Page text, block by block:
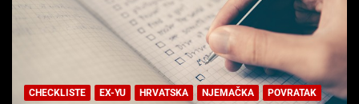
CHECKLISTE EX-YU HRVATSKA NJEMAČKA
POVRATAK